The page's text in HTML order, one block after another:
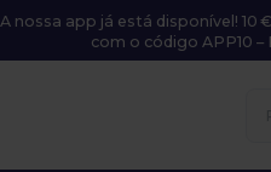
A nossa app já está disponível!
com o código APP10